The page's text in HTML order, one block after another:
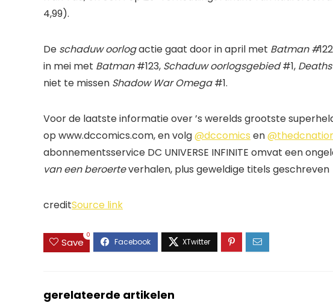
4,99).
De schaduw oorlogactie gaat door in april met Batman #
in mei met Batman#123, Schaduw oorlogsgebied#1,
niet te missen Shadow War Omega#1.
Voor de laatste informatie over ’s werelds grootste
op www.dccomics.com, en volg@dccomics en
abonnementsservice DC UNIVERSE INFINITE omvat een
van een beroerteverhalen, plus geweldige titels geschreven
creditSource link
Save
0
gerelateerde artikelen